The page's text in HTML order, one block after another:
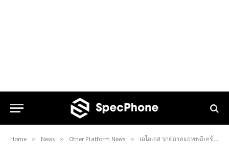
Home » News » Other Platform News » เอไอเอส รุกตลาดแอพพลิเคชั่น จับมือ ซุปเปอร์สตาร์ “โดม-ปกรณ์ ลัม” เปิดเอ็กคลูซีฟแอพฯ บนสมาร์ทโฟน